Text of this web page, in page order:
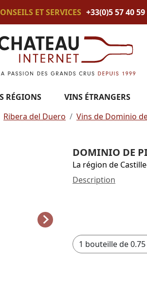
ET SERVICES +33(0)5 57 40 59
RÉGIONS VINS ÉTRANGERS
Ribera del Duero Vins de Dominio
DOMINIO DE
La région de
Description